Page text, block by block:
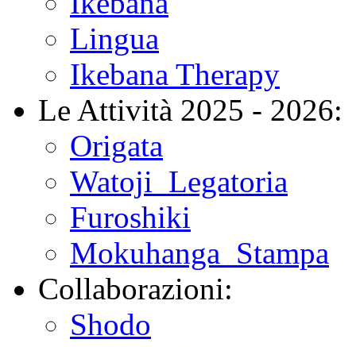
Lingua
Ikebana Therapy
Le Attività 2025 - 2026:
Origata
Watoji_Legatoria
Furoshiki
Mokuhanga_Stampa
Collaborazioni:
Shodo